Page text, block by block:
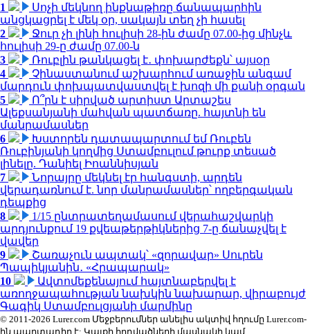
1
Սոչի մեկնող ինքնաթիռը ճանապարհին
անցկացրել է մեկ օր, սակայն տեղ չի հասել
2
Ջուր չի լինի հուլիսի 28-ին ժամը 07.00-ից մինչև
հուլիսի 29-ը ժամը 07.00-ն
3
Ռուբլին թանկացել է․ փոխարժեքն՝ այսօր
4
Չինաստանում աշխարհում առաջին անգամ
մարդուն փոխպատվաստվել է խոզի մի քանի օրգան
5
Ո՞րն է սիրված արտիստ Արտաշես
Ալեքսանյանի մահվան պատճառը. հայտնի են
մանրամասներ
6
Խստորեն դատապարտում եմ Ռուբեն
Ռուբինյանի կողմից Ստամբուլում թուրք տեսած
լինելը. Դանիել Իոաննիսյան
7
Նորայրը մեկնել էր հանգստի, արդեն
վերադառնում է. նոր մանրամասներ՝ ողբերգական
դեպքից
8
1/15 ընտրատեղամասում վերահաշվարկի
արդյունքում 19 քվեաթերթիկներից 7-ը ճանաչվել է
վավեր
9
Շառաչուն ապտակ՝ «զորավար» Սուրեն
Պապիկյանին․ «Հրապարակ»
10
Ավտոմեքենայում հայտնաբերվել է
առողջապահության նախկին նախարար, վիրաբույժ
Գագիկ Ստամբուլցյանի մարմինը
© 2011-2026 Lurer.com Մեջբերումներ անելիս ակտիվ հղումը Lurer.com-
ին պարտադիր է: Կայքի հոդվածների մասնակի կամ